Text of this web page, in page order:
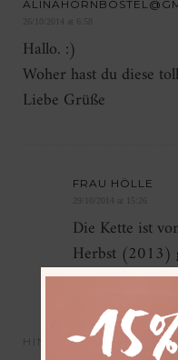
26/10/2014 at 6:58
Hallo. :)
Woher hast du diese
Liebe Grüße
FRAU HÖLLE
29/10/2014 at 15:26
Die Kette ist
Herbst
HINTERLASSE EINE